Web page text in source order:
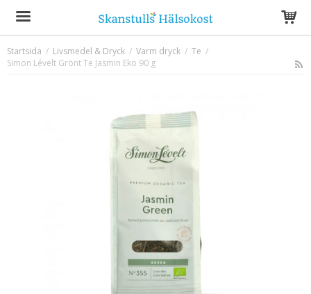
Produkten har blivit tillagd i varukorgen
Startsida / Livsmedel & Dryck / Varm dryck / Te /
Simon Lévelt Grönt Te Jasmin Eko 90 g